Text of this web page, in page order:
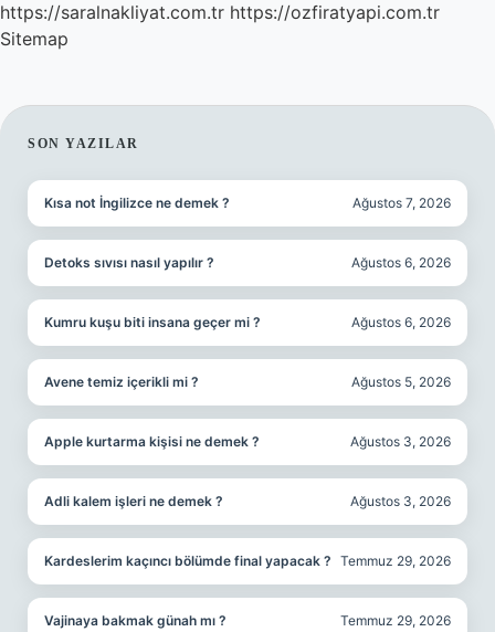
https://saralnakliyat.com.tr https://ozfiratyapi.com.tr
Sitemap
SIDEBAR
SON YAZILAR
Kısa not İngilizce ne demek ? Ağustos 7, 2026
Detoks sıvısı nasıl yapılır ? Ağustos 6, 2026
Kumru kuşu biti insana geçer mi ? Ağustos 6, 2026
Avene temiz içerikli mi ? Ağustos 5, 2026
Apple kurtarma kişisi ne demek ? Ağustos 3, 2026
Adli kalem işleri ne demek ? Ağustos 3, 2026
Kardeslerim kaçıncı bölümde final yapacak ? Temmuz 29, 2026
Vajinaya bakmak günah mı ? Temmuz 29, 2026